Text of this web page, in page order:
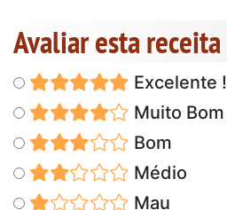
Avaliar esta receita
Excelente !
Muito Bom
Bom
Médio
Mau